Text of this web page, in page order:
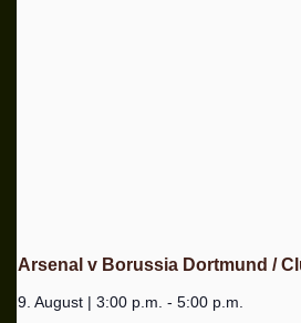
Arsenal v Borussia Dortmund /
9. August | 3:00 p.m. - 5:00 p.m.